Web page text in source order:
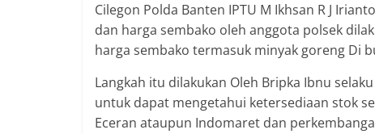
Cilegon Polda Banten IPTU M Ikhsan R J
dan harga sembako oleh anggota polsek
harga sembako termasuk minyak goreng Di
Langkah itu dilakukan Oleh Bripka Ibnu
untuk dapat mengetahui ketersediaan stok
Eceran ataupun Indomaret dan